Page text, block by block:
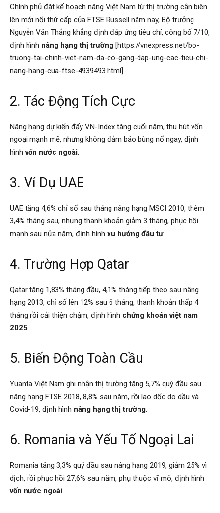
Chính phủ đặt kế hoạch nâng Việt Nam từ thị trường cận biên
lên mới nổi thứ cấp của FTSE Russell năm nay, Bộ trưởng
Nguyễn Văn Thắng khẳng định đáp ứng tiêu chí, công bố 7/10,
định hình nâng hạng thị trường [https://vnexpress.net/bo-
truong-tai-chinh-viet-nam-da-co-gang-dap-ung-cac-tieu-chi-
nang-hang-cua-ftse-4939493.html].
2. Tác Động Tích Cực
Nâng hạng dự kiến đẩy VN-Index tăng cuối năm, thu hút vốn
ngoại mạnh mẽ, nhưng không đảm bảo bùng nổ ngay, định
hìnhvốn nước ngoài.
3. Ví Dụ UAE
UAE tăng 4,6% chỉ số sau tháng nâng hạng MSCI 2010, thêm
3,4% tháng sau, nhưng thanh khoản giảm 3 tháng, phục hồi
mạnh sau nửa năm, định hình xu hướng đầu tư.
4. Trường Hợp Qatar
Qatar tăng 1,83% tháng đầu, 4,1% tháng tiếp theo sau nâng
hạng 2013, chỉ số lên 12% sau 6 tháng, thanh khoản thấp 4
tháng rồi cải thiện chậm, định hình chứng khoán việt nam
2025.
5. Biến Động Toàn Cầu
Yuanta Việt Nam ghi nhận thị trường tăng 5,7% quý đầu sau
nâng hạng FTSE 2018, 8,8% sau năm, rồi lao dốc do dầu và
Covid-19, định hình nâng hạng thị trường.
6. Romania và Yếu Tố Ngoại Lai
Romania tăng 3,3% quý đầu sau nâng hạng 2019, giảm 25% vì
dịch, rồi phục hồi 27,6% sau năm, phụ thuộc vĩ mô, định hình
vốn nước ngoài.